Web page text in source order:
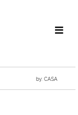
by: CASA